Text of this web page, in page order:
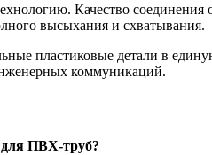
Качество соединения
высыхания и схватывания.
пластиковые детали в
коммуникаций.
ПВХ-труб?